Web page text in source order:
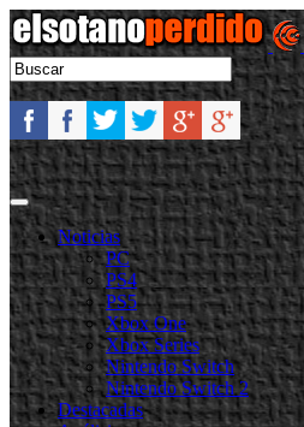
Noticias
PC
PS4
PS5
Xbox One
Xbox Series
Nintendo Switch
Nintendo Switch 2
Destacadas